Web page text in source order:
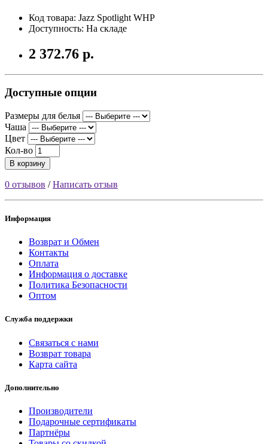
Код товара: Jazz Spotlight WHP
Доступность: На складе
2 372.76 р.
Доступные опции
Размеры для белья
Чаша
Цвет
Кол-во
В корзину
0 отзывов /Написать отзыв
Информация
Возврат и Обмен
Контакты
Оплата
Информация о доставке
Политика Безопасности
Оптом
Служба поддержки
Связаться с нами
Возврат товара
Карта сайта
Дополнительно
Производители
Подарочные сертификаты
Партнёры